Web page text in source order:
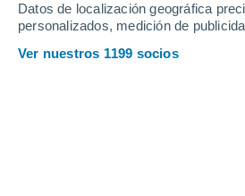
Datos de localización geográfica
personalizados, medición de
Ver nuestros 1199 socios